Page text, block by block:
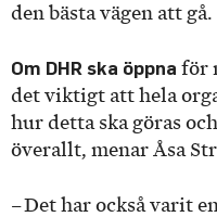
den bästa vägen att gå.
Om DHR ska öppna för
det viktigt att hela
hur detta ska göras
överallt, menar Åsa
– Det har också varit